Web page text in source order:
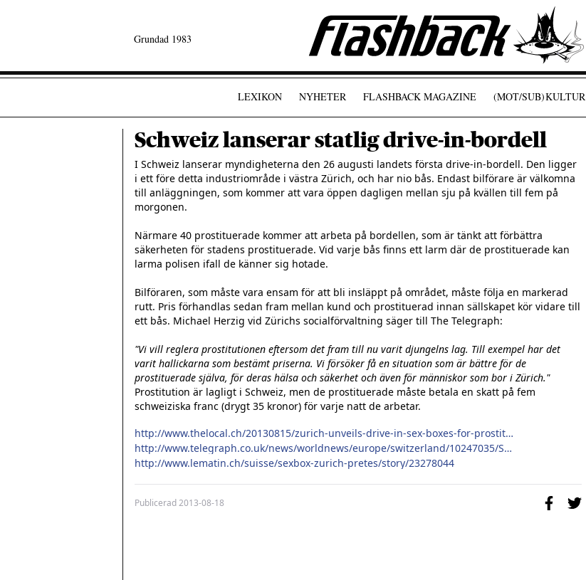
Grundad 1983
LEXIKON NYHETER FLASHBACK MAGAZINE (MOT/SUB)KULTUR
Schweiz lanserar statlig drive-in-bordell
I Schweiz lanserar myndigheterna den 26 augusti landets första drive-in-bordell. Den ligger
i ett före detta industriområde i västra Zürich, och har nio bås. Endast bilförare är välkomna
till anläggningen, som kommer att vara öppen dagligen mellan sju på kvällen till fem på
morgonen.
Närmare 40 prostituerade kommer att arbeta på bordellen, som är tänkt att förbättra
säkerheten för stadens prostituerade. Vid varje bås finns ett larm där de prostituerade kan
larma polisen ifall de känner sig hotade.
Bilföraren, som måste vara ensam för att bli insläppt på området, måste följa en markerad
rutt. Pris förhandlas sedan fram mellan kund och prostituerad innan sällskapet kör vidare till
ett bås. Michael Herzig vid Zürichs socialförvaltning säger till The Telegraph:
"Vi vill reglera prostitutionen eftersom det fram till nu varit djungelns lag. Till exempel har det
varit hallickarna som bestämt priserna. Vi försöker få en situation som är bättre för de
prostituerade själva, för deras hälsa och säkerhet och även för människor som bor i Zürich."
Prostitution är lagligt i Schweiz, men de prostituerade måste betala en skatt på fem
schweiziska franc (drygt 35 kronor) för varje natt de arbetar.
http://www.thelocal.ch/20130815/zurich-unveils-drive-in-sex-boxes-for-prostitutes
http://www.telegraph.co.uk/news/worldnews/europe/switzerland/10247035/Switzerland-opens-drive-in-sex-boxes-to-make-prostitution-safer.html
http://www.lematin.ch/suisse/sexbox-zurich-pretes/story/23278044
Publicerad2013-08-18